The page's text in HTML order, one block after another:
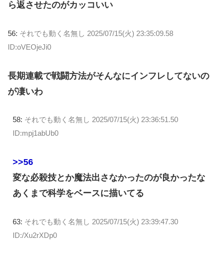
ら返させたのがカッコいい
56: それでも動く名無し 2025/07/15(火) 23:35:09.58
ID:oVEOjeJi0
長期連載で戦闘方法がそんなにインフレしてないの
が凄いわ
58: それでも動く名無し 2025/07/15(火) 23:36:51.50
ID:mpj1abUb0
>>56
変な必殺技とか魔法出さなかったのが良かったな
あくまで科学をベースに描いてる
63: それでも動く名無し 2025/07/15(火) 23:39:47.30
ID:/Xu2rXDp0